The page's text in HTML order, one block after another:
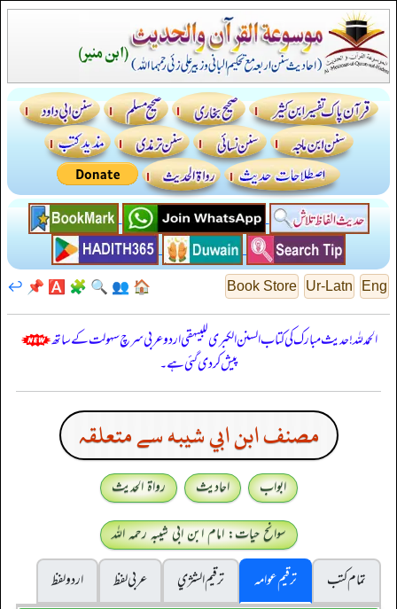
Eng
Ur-Latn
Book Store
🏠
👥
🔍
🧩
🅰️
📌
↩️
الحمدللہ! حدیث مبارک کی کتاب السنن الكبرى للبيهقي اردو عربی سرچ سہولت کے ساتھ
پیش کر دی گئی ہے۔
مصنف ابن ابي شيبه سے متعلقہ
ابواب احادیث
رواۃ الحدیث
سوانح حیات: امام ابن ابی شیبہ رحمہ اللہ
تمام کتب
ترقیم عوامہ ترقيم الشژي عربی لفظ
اردو لفظ